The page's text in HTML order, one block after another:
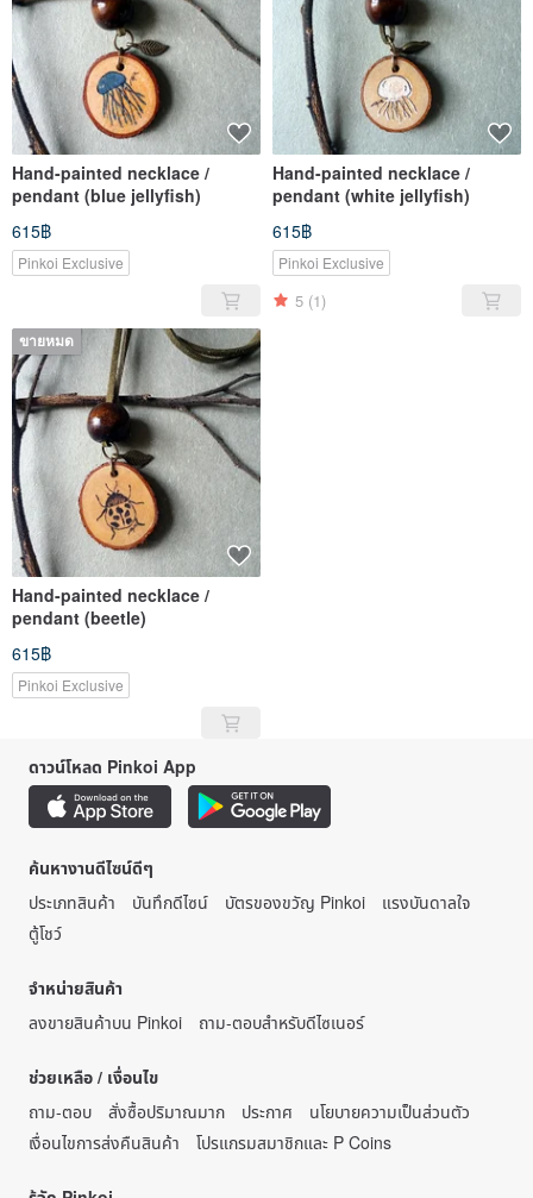
Hand-painted necklace /
pendant (blue jellyfish)
615฿
Pinkoi Exclusive
Hand-painted necklace /
pendant (white jellyfish)
615฿
Pinkoi Exclusive
5 (1)
ขายหมด
Hand-painted necklace /
pendant (beetle)
615฿
Pinkoi Exclusive
ดาวน์โหลด Pinkoi App
ค้นหางานดีไซน์ดีๆ
ประเภทสินค้า
บันทึกดีไซน์ บัตรของขวัญ Pinkoi
แรงบันดาลใจ
ตู้โชว์
จำหน่ายสินค้า
ลงขายสินค้าบน Pinkoi
ถาม-ตอบสำหรับดีไซเนอร์
ช่วยเหลือ / เงื่อนไข
ถาม-ตอบ
สั่งซื้อปริมาณมาก ประกาศ
นโยบายความเป็นส่วนตัว
เงื่อนไขการส่งคืนสินค้า
โปรแกรมสมาชิกและ P Coins